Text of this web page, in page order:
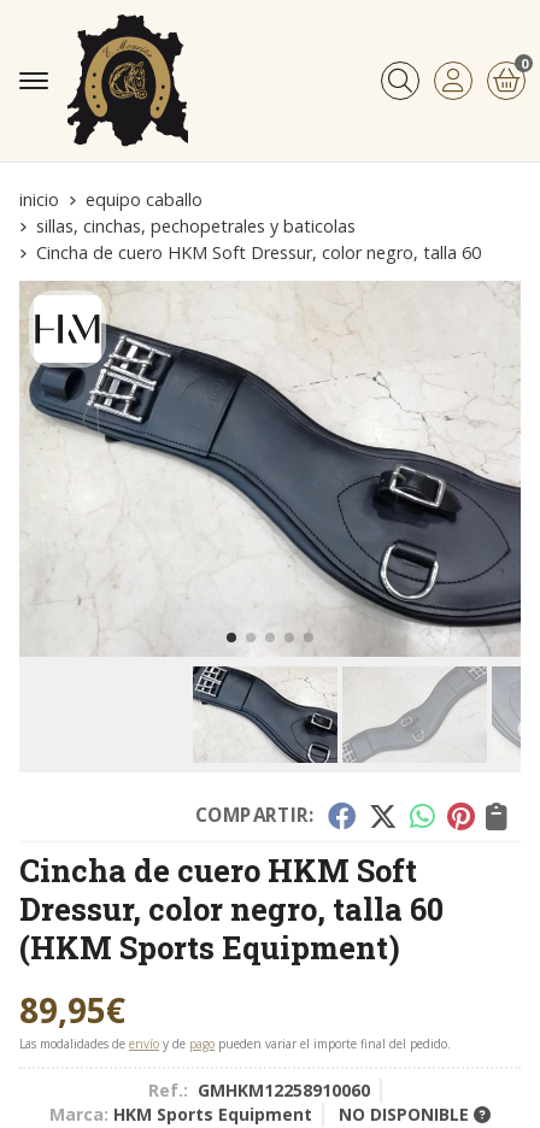
Buscar
0
inicio
equipo caballo
sillas, cinchas, pechopetrales y baticolas
Cincha de cuero HKM Soft Dressur, color negro, talla 60
COMPARTIR:
Cincha de cuero HKM Soft
Dressur, color negro, talla 60
(HKM Sports Equipment)
89,95€
Las modalidades de envío y de pago pueden variar el importe final del pedido.
Ref.: GMHKM12258910060
Marca: HKM Sports Equipment NO DISPONIBLE